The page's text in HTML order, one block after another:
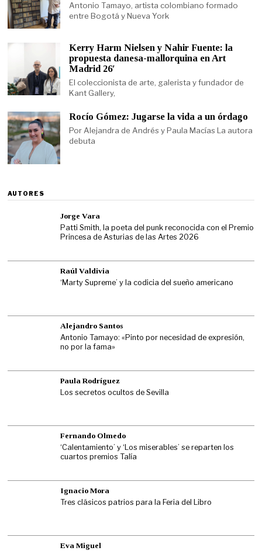
Antonio Tamayo, artista colombiano formado
entre Bogotá y Nueva York
Kerry Harm Nielsen y Nahir Fuente: la
propuesta danesa-mallorquina en Art
Madrid 26′
El coleccionista de arte, galerista y fundador de
Kant Gallery,
Rocío Gómez: Jugarse la vida a un órdago
Por Alejandra de Andrés y Paula Macías La autora
debuta
AUTORES
Jorge Vara
Patti Smith, la poeta del punk reconocida con el Premio
Princesa de Asturias de las Artes 2026
Raúl Valdivia
‘Marty Supreme’ y la codicia del sueño americano
Alejandro Santos
Antonio Tamayo: «Pinto por necesidad de expresión,
no por la fama»
Paula Rodríguez
Los secretos ocultos de Sevilla
Fernando Olmedo
‘Calentamiento’ y ‘Los miserables’ se reparten los
cuartos premios Talía
Ignacio Mora
Tres clásicos patrios para la Feria del Libro
Eva Miguel